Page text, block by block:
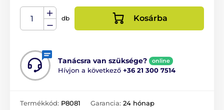
db Kosárba
Tanácsra van szüksége? online
Hívjon a következő +36 21 300 7514
Termékkód: P8081 Garancia: 24 hónap